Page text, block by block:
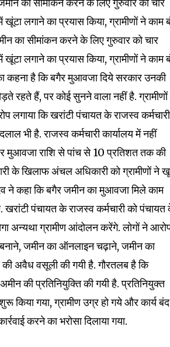
or click
privacy and
32,214
Followers
का सीमांकन करने के लिए गुरुवार को चार
लगाने का प्रयास किया, ग्रामीणों ने काम
का सीमांकन करने के लिए गुरुवार को चार
लगाने का प्रयास किया, ग्रामीणों ने काम
कहना है कि बगैर मुआवजा दिये सरकार उनकी
रहते हैं, पर कोई सुनने वाला नहीं है. ग्रामीणों
लगाया कि खरांटी पंचायत के राजस्व कर्मचारी
भी है. राजस्व कर्मचारी कार्यालय में नहीं
राशि से पांच से 10 प्रतिशत तक की
के खिलाफ अंचल अधिकारी को ग्रामीणों ने
ने कहा कि बगैर जमीन का मुआवजा मिले काम
पंचायत के राजस्व कर्मचारी को
अन्यथा ग्रामीण आंदोलन करेंगे. लोगों ने
बनाने, जमीन का ऑनलाइन चढ़ाने, जमीन का
अवैध वसूली की गयी है. गौरतलब है कि
की प्रतिनियुक्ति की गयी है. प्रतिनियुक्त
गया, ग्रामीण उग्र हो गये और कार्य बंद
करने का भरोसा दिलाया गया.